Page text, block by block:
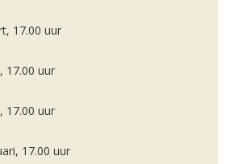
17.00 uur
17.00 uur
17.00 uur
17.00 uur